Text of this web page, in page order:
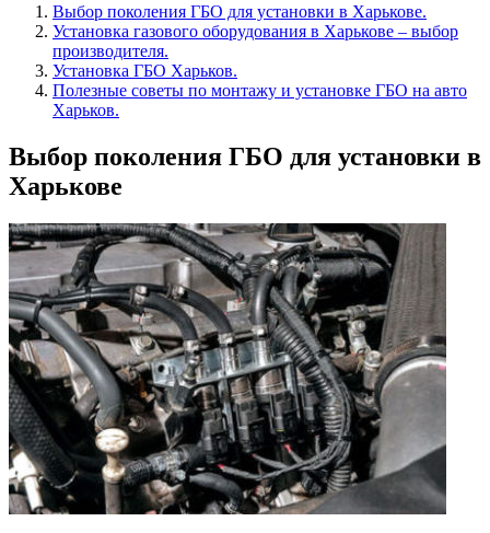
Выбор поколения ГБО для установки в Харькове.
Установка газового оборудования в Харькове – выбор
производителя.
Установка ГБО Харьков.
Полезные советы по монтажу и установке ГБО на авто
Харьков.
Выбор поколения ГБО для установки в
Харькове